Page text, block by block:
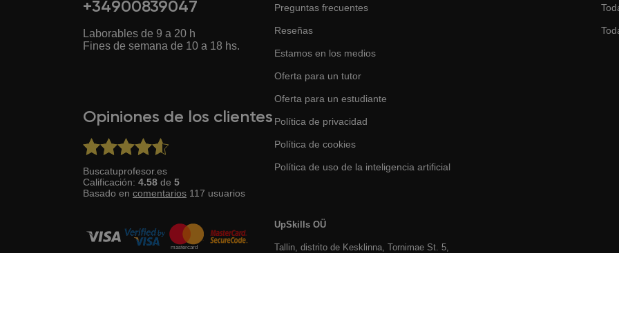
+34900839047
Laborables de 9 a 20 h
Fines de semana de 10 a 18 hs.
Opiniones de los clientes
Buscatuprofesor.es
Calificación: 4.58 de 5
Basado en comentarios 117 usuarios
Preguntas frecuentes
Reseñas
Estamos en los medios
Oferta para un tutor
Oferta para un estudiante
Política de privacidad
Política de cookies
Política de uso de la inteligencia artificial
UpSkills OÜ
Tallin, distrito de Kesklinna, Tornimаe St. 5,